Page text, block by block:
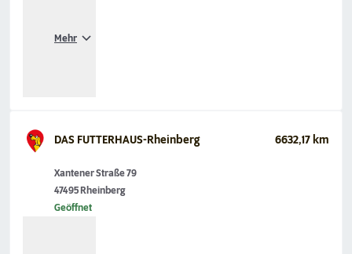
Mehr
DAS FUTTERHAUS-Rheinberg 6632,17 km
Xantener Straße 79
47495 Rheinberg
Geöffnet